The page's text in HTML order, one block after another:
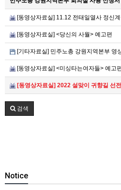
[동영상자료실] 11.12 전태일열사 정신
[동영상자료실] <당신의 사월> 예고편
[기타자료실] 민주노총 강원지역본부 영
[동영상자료실] <미싱타는여자들> 예고편
[동영상자료실] 2022 설맞이 귀향길 선
검색
Notice